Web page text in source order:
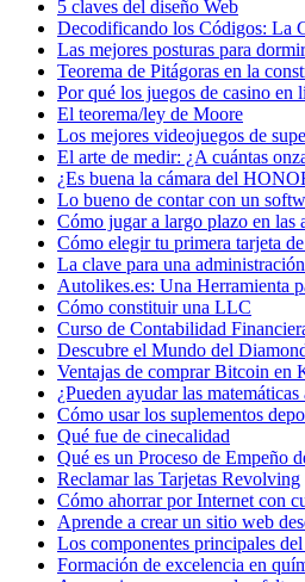
5 claves del diseño Web
Decodificando los Códigos: La
Las mejores posturas para dormir
Teorema de Pitágoras en la
Por qué los juegos de casino en
El teorema/ley de Moore
Los mejores videojuegos de
El arte de medir: ¿A cuántas
¿Es buena la cámara del
Lo bueno de contar con un
Cómo jugar a largo plazo en las
Cómo elegir tu primera tarjeta
La clave para una
Autolikes.es: Una Herramienta
Cómo constituir una LLC
Curso de Contabilidad
Descubre el Mundo del
Ventajas de comprar Bitcoin en
¿Pueden ayudar las
Cómo usar los suplementos
Qué fue de cinecalidad
Qué es un Proceso de Empeño
Reclamar las Tarjetas Revolving
Cómo ahorrar por Internet con
Aprende a crear un sitio web
Los componentes principales
Formación de excelencia en